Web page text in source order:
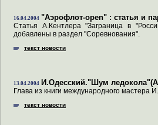
16.04.2004 "Аэрофлот-open" : статья и
Статья А.Кентлера "Заграница в
добавлены в раздел "Соревнования".
текст новости
13.04.2004 И.Одесский."Шум
Глава из книги международного мастера
текст новости